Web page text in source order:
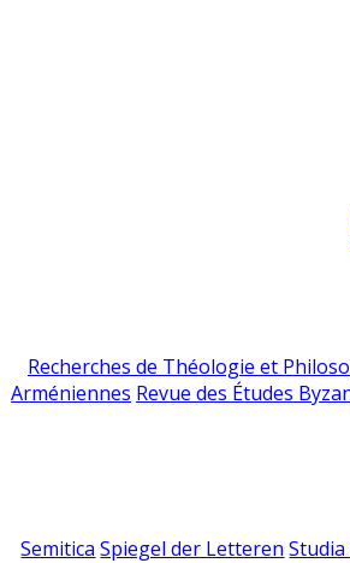
Recherches de Théologie et
Arméniennes Revue des Études
Semitica Spiegel der Letteren Studia